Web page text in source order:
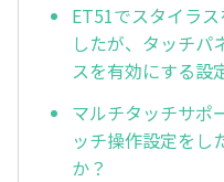
ET51でスタイラ
したが、タッチパ
スを有効にする設
マルチタッチサポ
ッチ操作設定をし
か？